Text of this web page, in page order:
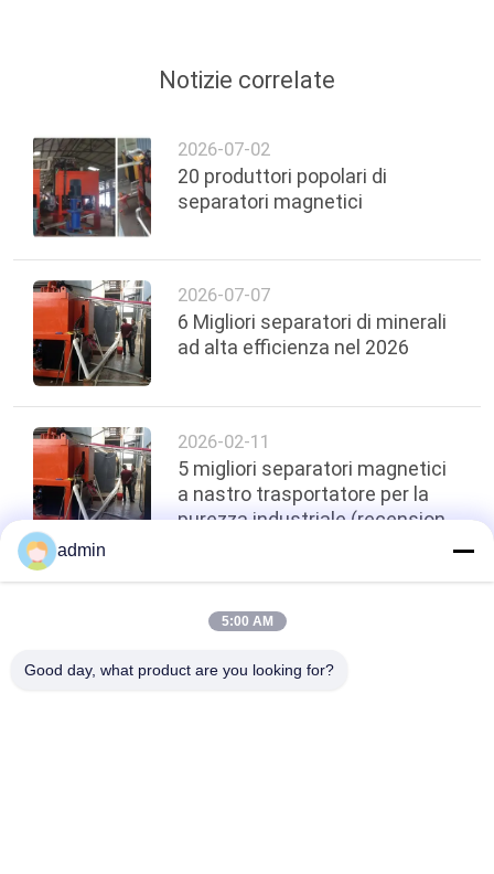
Notizie correlate
2026-07-02
20 produttori popolari di
separatori magnetici
2026-07-07
6 Migliori separatori di minerali
ad alta efficienza nel 2026
2026-02-11
5 migliori separatori magnetici
a nastro trasportatore per la
purezza industriale (recensione
top
admin
5:00 AM
Good day, what product are you looking for?